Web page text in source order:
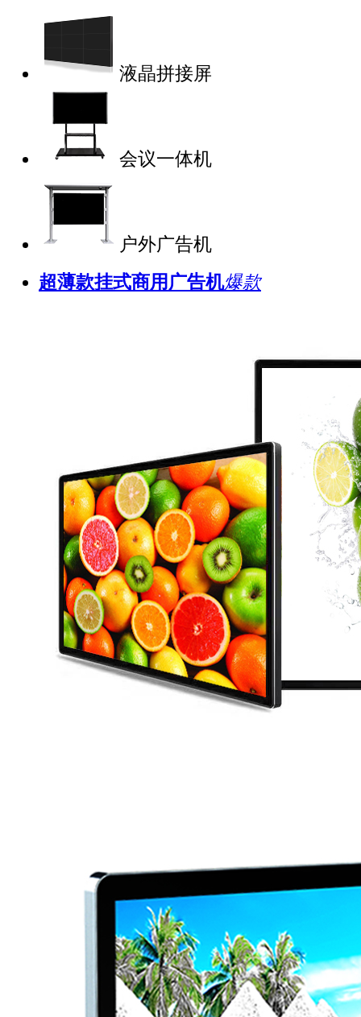
液晶拼接屏
会议一体机
户外广告机
超薄款挂式商用广告机爆款